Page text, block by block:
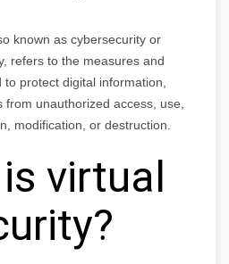
known as cybersecurity or
refers to the measures and
protect digital information,
unauthorized access, use,
modification, or destruction.
virtual